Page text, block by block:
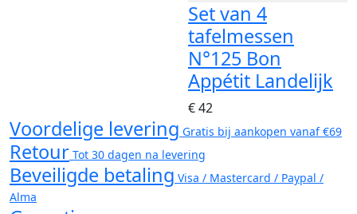
Set van 4
tafelmessen
N°125 Bon
Appétit Landelijk
€ 42
Voordelige levering Gratis bij aankopen vanaf €69
Retour Tot 30 dagen na levering
Beveiligde betaling Visa / Mastercard / Paypal /
Alma